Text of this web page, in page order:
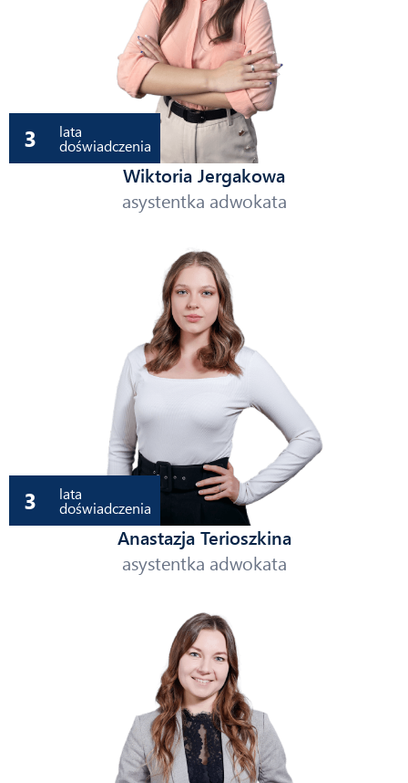
3 lata
doświadczenia
Wiktoria Jergakowa
asystentka adwokata
3 lata
doświadczenia
Anastazja Terioszkina
asystentka adwokata